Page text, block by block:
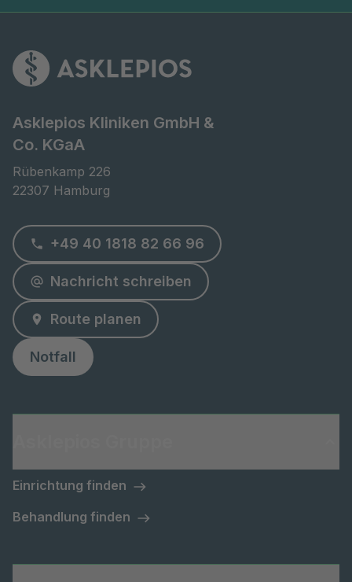
Asklepios Kliniken GmbH &
Co. KGaA
Rübenkamp 226
22307 Hamburg
+49 40 1818 82 66 96
Nachricht schreiben
Route planen
Notfall
Einrichtung finden
Behandlung finden